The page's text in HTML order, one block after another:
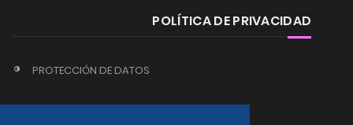
POLÍTICA DE PRIVACIDAD
PROTECCIÓN DE DATOS